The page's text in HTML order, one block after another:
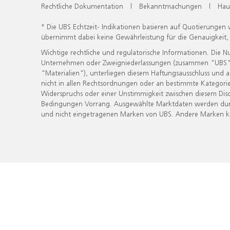
Rechtliche Dokumentation | Bekanntmachungen |
* Die UBS Echtzeit- Indikationen basieren auf
übernimmt dabei keine Gewährleistung für die
Wichtige rechtliche und regulatorische Informationen. Die
Unternehmen oder Zweigniederlassungen (zusammen
"Materialien"), unterliegen diesem Haftungsausschluss
nicht in allen Rechtsordnungen oder an bestimmte
Widerspruchs oder einer Unstimmigkeit zwischen diesem
Bedingungen Vorrang. Ausgewählte Marktdaten werden
und nicht eingetragenen Marken von UBS. Andere Marken